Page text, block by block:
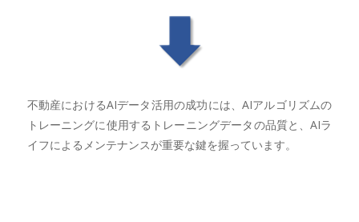
不動産におけるAIデータ活用の成功には、AIアルゴリズムの
トレーニングに使用するトレーニングデータの品質と、AIラ
イフによるメンテナンスが重要な鍵を握っています。